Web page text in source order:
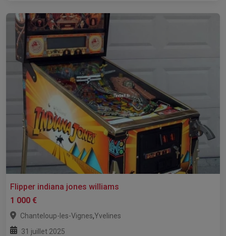
Flipper indiana jones williams
1 000 €
Chanteloup-les-Vignes,Yvelines
31 juillet 2025